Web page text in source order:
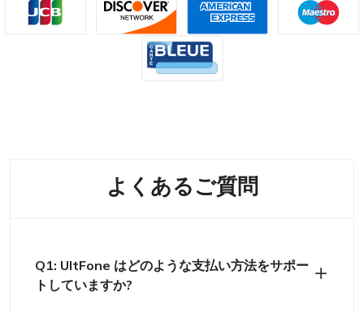
よくあるご質問
Q1: UltFone はどのような支払い方法をサポー
トしていますか?